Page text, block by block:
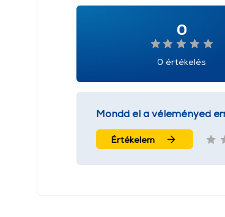
0
0 értékelés
Mondd el a véleményed
Értékelem